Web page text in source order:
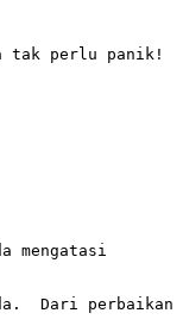
tak perlu panik!
mengatasi
Dari perbaikan